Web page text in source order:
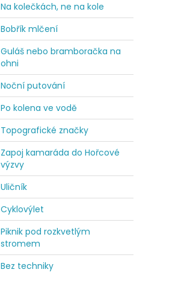
Na kolečkách, ne na kole
Bobřík mlčení
Guláš nebo bramboračka na
ohni
Noční putování
Po kolena ve vodě
Topografické značky
Zapoj kamaráda do Hořcové
výzvy
Uličník
Cyklovýlet
Piknik pod rozkvetlým
stromem
Bez techniky